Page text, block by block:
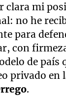
clara mi
no he
para
con
de país
privado en
.